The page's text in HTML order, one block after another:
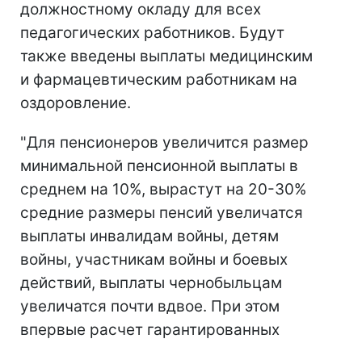
должностному окладу для всех
педагогических работников. Будут
также введены выплаты медицинским
и фармацевтическим работникам на
оздоровление.
"Для пенсионеров увеличится размер
минимальной пенсионной выплаты в
среднем на 10%, вырастут на 20-30%
средние размеры пенсий увеличатся
выплаты инвалидам войны, детям
войны, участникам войны и боевых
действий, выплаты чернобыльцам
увеличатся почти вдвое. При этом
впервые расчет гарантированных